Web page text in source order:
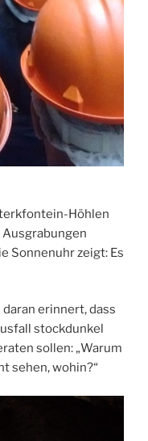
Höhlen
Sonnenuhr zeigt: Es
erinnert, dass
stockdunkel
sollen: „Warum
sehen, wohin?“